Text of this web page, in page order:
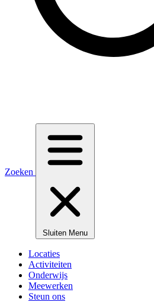
Zoeken
Sluiten Menu
Locaties
Activiteiten
Onderwijs
Meewerken
Steun ons